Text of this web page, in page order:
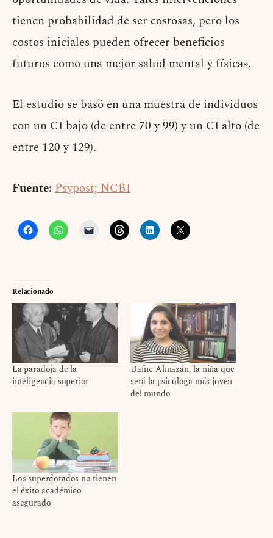
tienen probabilidad de ser costosas, pero los
costos iniciales pueden ofrecer beneficios
futuros como una mejor salud mental y física».
El estudio se basó en una muestra de individuos
con un CI bajo (de entre 70 y 99) y un CI alto (de
entre 120 y 129).
Fuente: Psypost; NCBI
Relacionado
La paradoja de la
inteligencia superior
Dafne Almazán, la niña que
será la psicóloga más joven
del mundo
Los superdotados no tienen
el éxito académico
asegurado